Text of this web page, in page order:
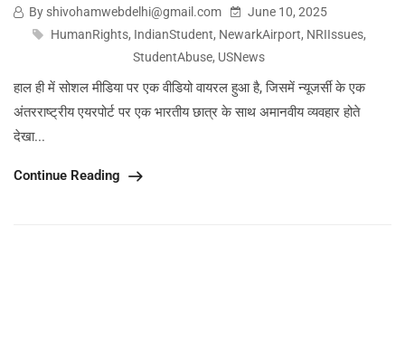
By shivohamwebdelhi@gmail.com
June 10, 2025
HumanRights, IndianStudent, NewarkAirport, NRIIssues,
StudentAbuse, USNews
हाल ही में सोशल मीडिया पर एक वीडियो वायरल हुआ है, जिसमें न्यूजर्सी के एक
अंतरराष्ट्रीय एयरपोर्ट पर एक भारतीय छात्र के साथ अमानवीय व्यवहार होते
देखा...
Continue Reading